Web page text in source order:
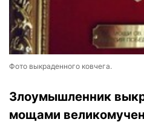
Фото выкраденного ковчега.
Злоумышленник
мощами